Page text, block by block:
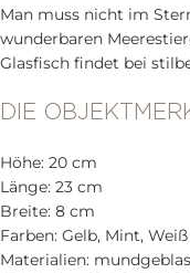
Man muss nicht im
wunderbaren
Glasfisch findet bei
DIE
Höhe: 20 cm
Länge: 23 cm
Breite: 8 cm
Farben: Gelb, Mint, Weiß
Materialien: